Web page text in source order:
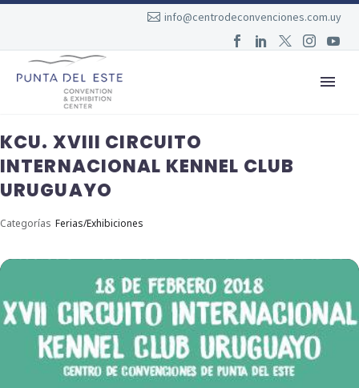
info@centrodeconvenciones.com.uy
KCU. XVIII CIRCUITO
INTERNACIONAL KENNEL CLUB
URUGUAYO
Categorías Ferias/Exhibiciones